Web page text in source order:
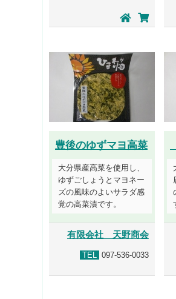
豊後のゆずマヨ高菜
大分県産高菜を使用し、
ゆずごしょうとマヨネー
ズの風味のよいサラダ感
覚の高菜漬です。
有限会社 天野商会
TEL 097-536-0033